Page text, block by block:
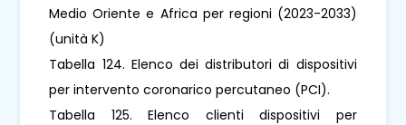
Medio Oriente e Africa per regioni (2023-2033)
(unità K)
Tabella 124. Elenco dei distributori di dispositivi
per intervento coronarico percutaneo (PCI).
Tabella 125. Elenco clienti dispositivi per